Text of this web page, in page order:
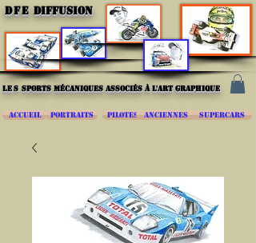
DFE DIFFUSION
les sports mécaniques associés à l'art graphique
ACCUEIL PORTRAITS PILOTES ANCIENNES SUPERCARS